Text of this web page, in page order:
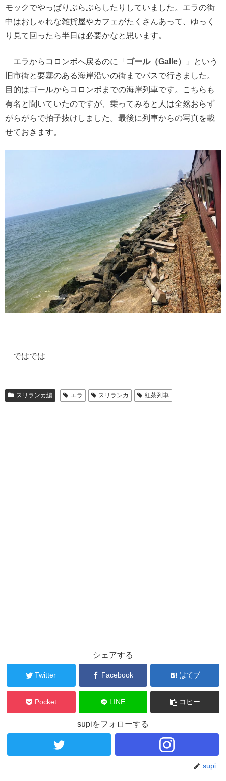
モックでやっぱりぶらぶらしたりしていました。エラの街
中はおしゃれな雑貨屋やカフェがたくさんあって、ゆっく
り見て回ったら半日は必要かなと思います。
エラからコロンボへ戻るのに「 ゴール（Galle）
」という
旧市街と要塞のある海岸沿いの街までバスで行きました。
目的はゴールからコロンボまでの海岸列車です。こちらも
有名と聞いていたのですが、乗ってみると人は全然おらず
がらがらで拍子抜けしました。最後に列車からの写真を載
せておきます。
ではでは
スリランカ編 エラ スリランカ 紅茶列車
シェアする
Twitter Facebook はてブ
Pocket LINE コピー
supiをフォローする
supi